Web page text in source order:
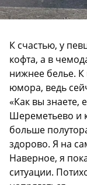
К счастью, у
кофта, а в
нижнее белье. К
юмора, ведь
«Как вы знаете,
Шереметьево и
больше
здорово. Я на
Наверное, я
ситуации.